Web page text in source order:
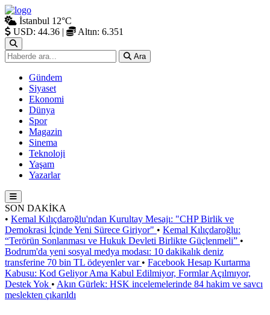
İstanbul 12°C
USD: 44.36 | Altın: 6.351
Ara
Gündem
Siyaset
Ekonomi
Dünya
Spor
Magazin
Sinema
Teknoloji
Yaşam
Yazarlar
SON DAKİKA
• Kemal Kılıçdaroğlu'ndan Kurultay Mesajı: "CHP Birlik ve
Demokrasi İçinde Yeni Sürece Giriyor" • Kemal Kılıçdaroğlu:
“Terörün Sonlanması ve Hukuk Devleti Birlikte Güçlenmeli” •
Bodrum'da yeni sosyal medya modası: 10 dakikalık deniz
transferine 70 bin TL ödeyenler var • Facebook Hesap Kurtarma
Kabusu: Kod Geliyor Ama Kabul Edilmiyor, Formlar Açılmıyor,
Destek Yok • Akın Gürlek: HSK incelemelerinde 84 hakim ve savcı
meslekten çıkarıldı